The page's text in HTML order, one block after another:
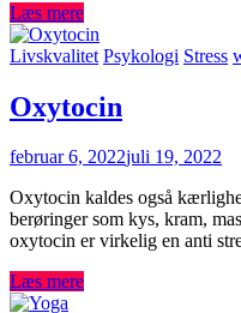
Læs mere
Livskvalitet Psykologi Stress
Oxytocin
februar 6, 2022juli 19, 2022
Oxytocin kaldes også
berøringer som kys, kram,
oxytocin er virkelig en anti
Læs mere